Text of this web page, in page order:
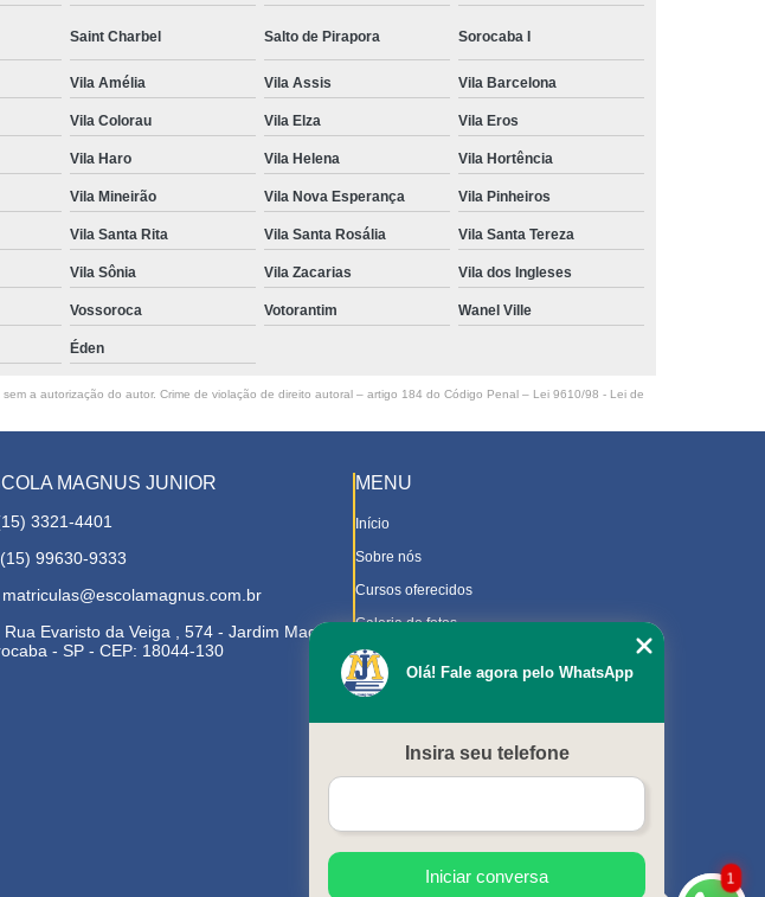
Saint Charbel Salto de Pirapora Sorocaba I
Vila Amélia Vila Assis Vila Barcelona
Vila Colorau Vila Elza Vila Eros
Vila Haro Vila Helena Vila Hortência
Vila Mineirão Vila Nova Esperança Vila Pinheiros
Vila Santa Rita Vila Santa Rosália Vila Santa Tereza
Vila Sônia Vila Zacarias Vila dos Ingleses
Vossoroca Votorantim Wanel Ville
Éden
a autorização do autor. Crime de violação de direito autoral – artigo 184 do Código Penal – Lei 9610/98 - Lei de
MAGNUS JUNIOR
3321-4401
(15) 99630-9333
matriculas@escolamagnus.com.br
Rua Evaristo da Veiga , 574 - Jardim Magnolia
- SP - CEP: 18044-130
MENU
Início
Sobre nós
Cursos oferecidos
Galeria de fotos
Contato
Trabalhe Conosco
Downloads
1
Olá! Fale agora pelo WhatsApp
Insira seu telefone
Iniciar conversa